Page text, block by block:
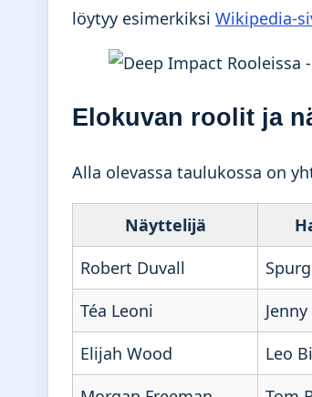
löytyy esimerkiksi Wikipedia-
Elokuvan roolit ja
Alla olevassa taulukossa on
Näyttelijä
Robert Duvall
Téa Leoni
Elijah Wood
Leo